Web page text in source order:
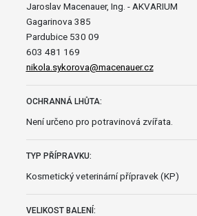
Jaroslav Macenauer, Ing. - AKVARIUM
Gagarinova 385
Pardubice 530 09
603 481 169
nikola.sykorova@macenauer.cz
OCHRANNÁ LHŮTA:
Není určeno pro potravinová zvířata.
TYP PŘÍPRAVKU:
Kosmetický veterinární přípravek (KP)
VELIKOST BALENÍ: